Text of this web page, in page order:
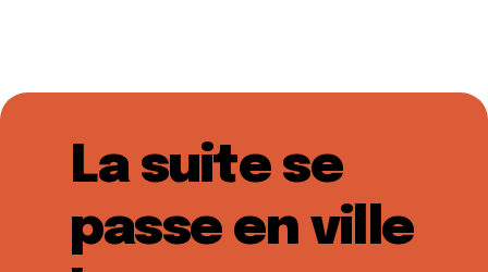
La suite se
passe en ville